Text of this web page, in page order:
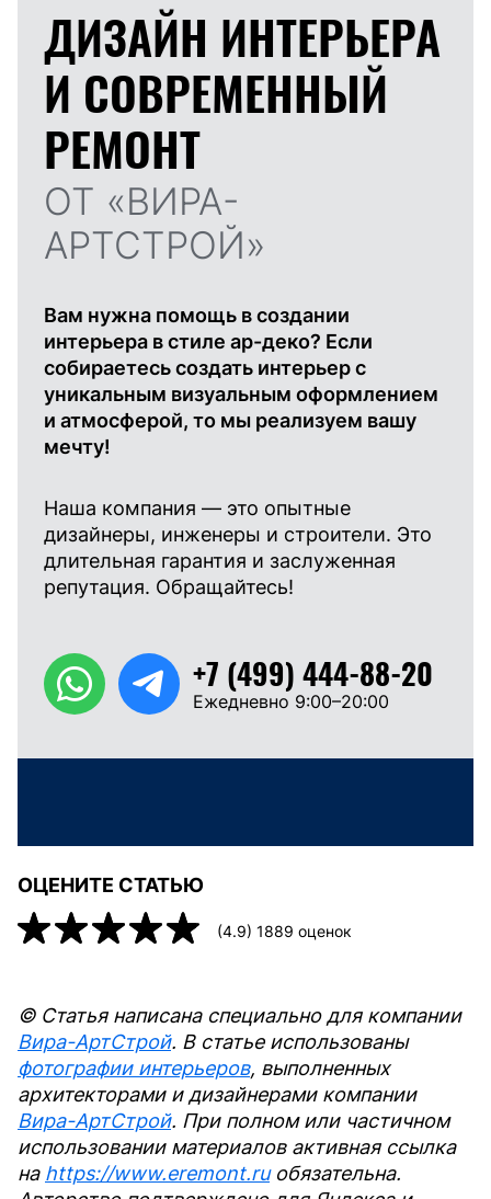
ДИЗАЙН ИНТЕРЬЕРА
И СОВРЕМЕННЫЙ
РЕМОНТ
ОТ «ВИРА-
АРТСТРОЙ»
Вам нужна помощь в создании
интерьера в стиле ар-деко? Если
собираетесь создать интерьер с
уникальным визуальным оформлением
и атмосферой, то мы реализуем вашу
мечту!
Наша компания — это опытные
дизайнеры, инженеры и строители. Это
длительная гарантия и заслуженная
репутация. Обращайтесь!
+7 (499) 444-88-20
Ежедневно 9:00–20:00
ОЦЕНИТЕ СТАТЬЮ
(4.9) 1889 оценок
© Статья написана специально для компании
Вира-АртСтрой. В статье использованы
фотографии интерьеров, выполненных
архитекторами и дизайнерами компании
Вира-АртСтрой. При полном или частичном
использовании материалов активная ссылка
на https://www.eremont.ruобязательна.